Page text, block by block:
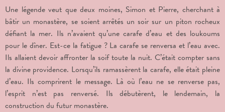
Une légende veut que deux moines, Simon et Pierre, cherchant à
bâtir un monastère, se soient arrêtés un soir sur un piton rocheux
défiant la mer. Ils n’avaient qu’une carafe d’eau et des loukoums
pour le dîner. Est-ce la fatigue ? La carafe se renversa et l’eau avec.
Ils allaient devoir affronter la soif toute la nuit. C’était compter sans
la divine providence. Lorsqu’ils ramassèrent la carafe, elle était pleine
d’eau. Ils comprirent le message. Là où l’eau ne se renverse pas,
l’esprit n’est pas renversé. Ils débutèrent, le lendemain, la
construction du futur monastère.